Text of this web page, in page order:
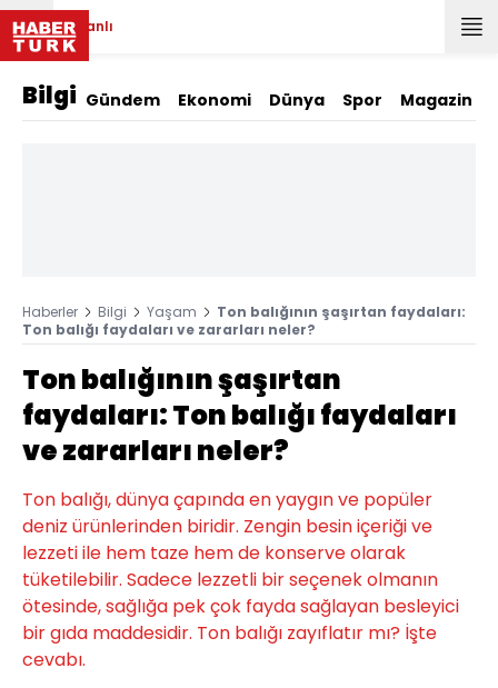
Canlı
Bilgi Gündem Ekonomi Dünya Spor Magazin
Haberler Bilgi Yaşam
Ton balığının şaşırtan faydaları:
Ton balığı faydaları ve zararları neler?
Ton balığının şaşırtan
faydaları: Ton balığı faydaları
ve zararları neler?
Ton balığı, dünya çapında en yaygın ve popüler
deniz ürünlerinden biridir. Zengin besin içeriği ve
lezzeti ile hem taze hem de konserve olarak
tüketilebilir. Sadece lezzetli bir seçenek olmanın
ötesinde, sağlığa pek çok fayda sağlayan besleyici
bir gıda maddesidir. Ton balığı zayıflatır mı? İşte
cevabı.